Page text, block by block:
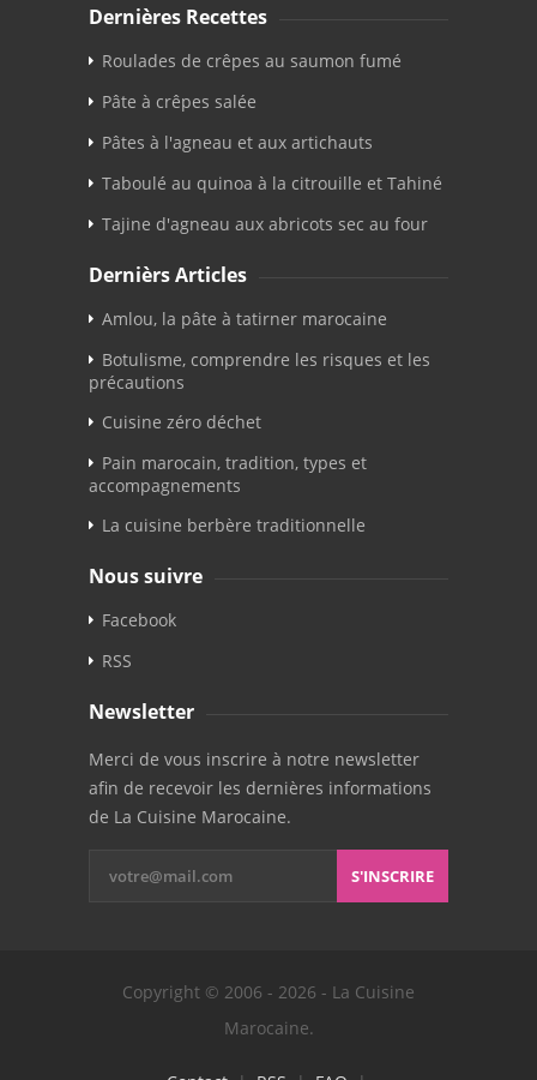
Dernières Recettes
Roulades de crêpes au saumon fumé
Pâte à crêpes salée
Pâtes à l'agneau et aux artichauts
Taboulé au quinoa à la citrouille et Tahiné
Tajine d'agneau aux abricots sec au four
Dernièrs Articles
Amlou, la pâte à tatirner marocaine
Botulisme, comprendre les risques et les
précautions
Cuisine zéro déchet
Pain marocain, tradition, types et
accompagnements
La cuisine berbère traditionnelle
Nous suivre
Facebook
RSS
Newsletter
Merci de vous inscrire à notre newsletter
afin de recevoir les dernières informations
de La Cuisine Marocaine.
S'INSCRIRE
Copyright © 2006 - 2026 - La Cuisine
Marocaine.